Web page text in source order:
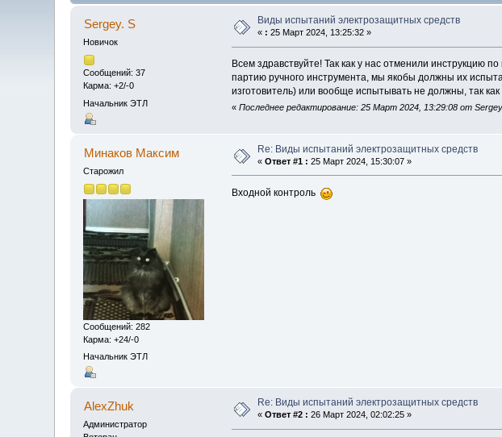
Sergey. S
Новичок
Сообщений: 37
Карма: +2/-0
Начальник ЭТЛ
Виды испытаний электрозащитных средств
« : 25 Март 2024, 13:25:32 »
Всем здравствуйте! Так как у нас отменили инструкцию
партию ручного инструмента, мы якобы должны их
изготовитель) или вообще испытывать не должны, так
« Последнее редактирование: 25 Март 2024, 13:29:08 от
Минаков Максим
Старожил
Сообщений: 282
Карма: +24/-0
Начальник ЭТЛ
Re: Виды испытаний электрозащитных средств
«Ответ #1 : 25 Март 2024, 15:30:07 »
Входной контроль
AlexZhuk
Администратор
Re: Виды испытаний электрозащитных средств
«Ответ #2 : 26 Март 2024, 02:02:25 »